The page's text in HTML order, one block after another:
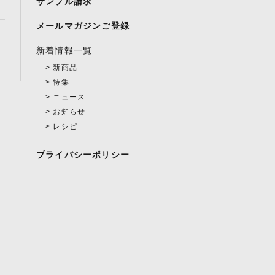
メールマガジンご登録
新着情報一覧
新商品
特集
ニュース
お知らせ
レシピ
プライバシーポリシー